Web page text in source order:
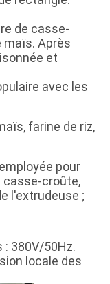
de casse-
maïs. Après
et
avec les
farine de riz,
pour
casse-croûte,
l'extrudeuse ;
: 380V/50Hz.
locale des